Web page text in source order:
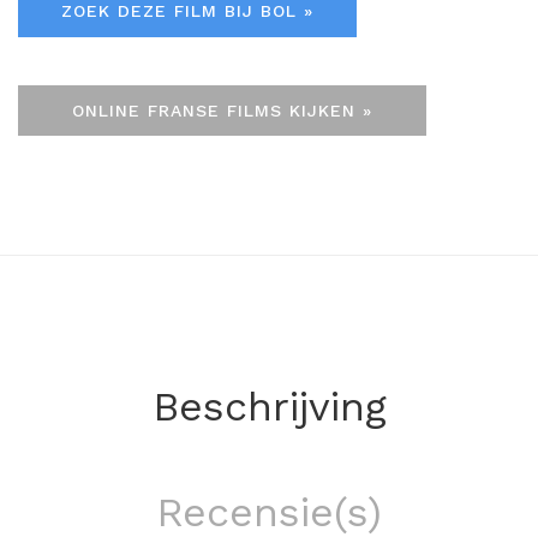
ZOEK DEZE FILM BIJ BOL »
ONLINE FRANSE FILMS KIJKEN »
Beschrijving
Recensie(s)